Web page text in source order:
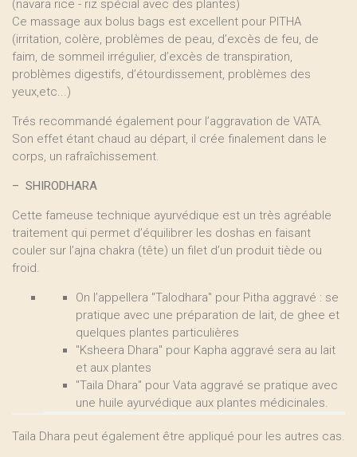
(navara rice - riz spécial avec des plantes)
Ce massage aux bolus bags est excellent pour PITHA
(irritation, colère, problèmes de peau, d’excès de feu, de
faim, de sommeil irrégulier, d’excès de transpiration,
problèmes digestifs, d’étourdissement, problèmes des
yeux,etc...)
Trés recommandé également pour l’aggravation de VATA.
Son effet étant chaud au départ, il crée finalement dans le
corps, un rafraîchissement.
– SHIRODHARA
Cette fameuse technique ayurvédique est un très agréable
traitement qui permet d’équilibrer les doshas en faisant
couler sur l’ajna chakra (tête) un filet d’un produit tiède ou
froid.
On l’appellera "Talodhara" pour Pitha aggravé : se
pratique avec une préparation de lait, de ghee et
quelques plantes particulières
"Ksheera Dhara" pour Kapha aggravé sera au lait
et aux plantes
"Taila Dhara" pour Vata aggravé se pratique avec
une huile ayurvédique aux plantes médicinales.
Taila Dhara peut également être appliqué pour les autres cas.